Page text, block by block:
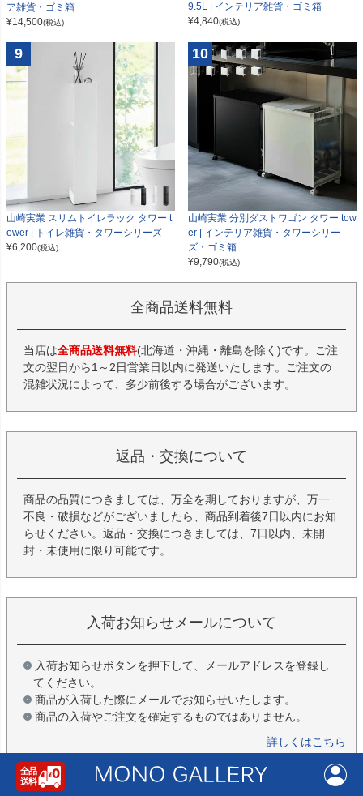
ア雑貨・ゴミ箱
¥14,500(税込)
9.5L | インテリア雑貨・ゴミ箱
¥4,840(税込)
9
山崎実業 スリムトイレラック タワー t
ower | トイレ雑貨・タワーシリーズ
¥6,200(税込)
10
山崎実業 分別ダストワゴン タワー tow
er | インテリア雑貨・タワーシリー
ズ・ゴミ箱
¥9,790(税込)
全商品送料無料
当店は全商品送料無料(北海道・沖縄・離島を除く)です。ご注
文の翌日から1～2日営業日以内に発送いたします。ご注文の
混雑状況によって、多少前後する場合がございます。
返品・交換について
商品の品質につきましては、万全を期しておりますが、万一
不良・破損などがございましたら、商品到着後7日以内にお知
らせください。返品・交換につきましては、7日以内、未開
封・未使用に限り可能です。
入荷お知らせメールについて
入荷お知らせボタンを押下して、メールアドレスを登録し
てください。
商品が入荷した際にメールでお知らせいたします。
商品の入荷やご注文を確定するものではありません。
詳しくはこちら